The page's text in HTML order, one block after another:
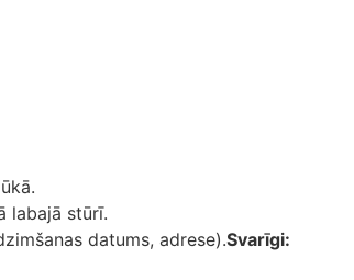
labajā stūrī.
datums, adrese).Svarīgi: